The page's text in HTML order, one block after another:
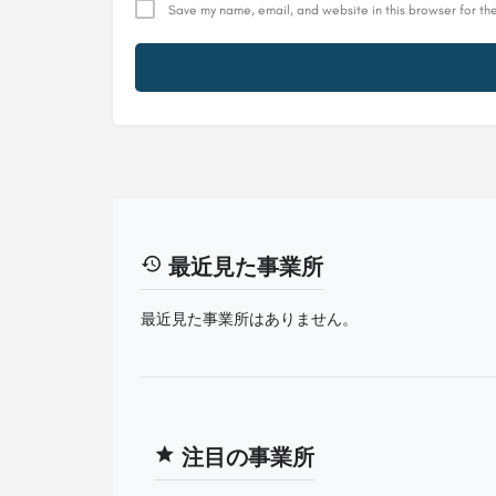
Save my name, email, and website in this browser for
最近見た事業所
最近見た事業所はありません。
注目の事業所